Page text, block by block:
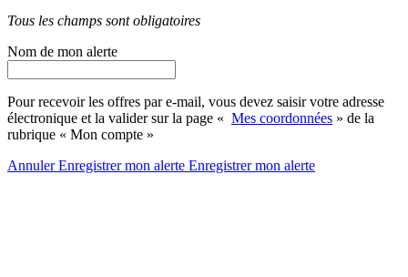
Tous les champs sont obligatoires
Nom de mon alerte
Pour recevoir les offres par e-mail, vous devez saisir votre adresse
électronique et la valider sur la page « Mes coordonnées » de la
rubrique « Mon compte »
AnnulerEnregistrer mon alerte Enregistrermon alerte